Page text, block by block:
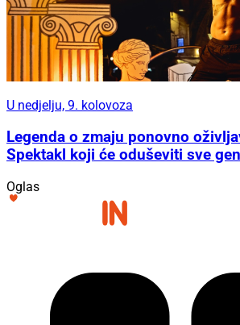
U nedjelju, 9. kolovoza
Legenda o zmaju ponovno
Spektakl koji će oduševiti sve
Oglas